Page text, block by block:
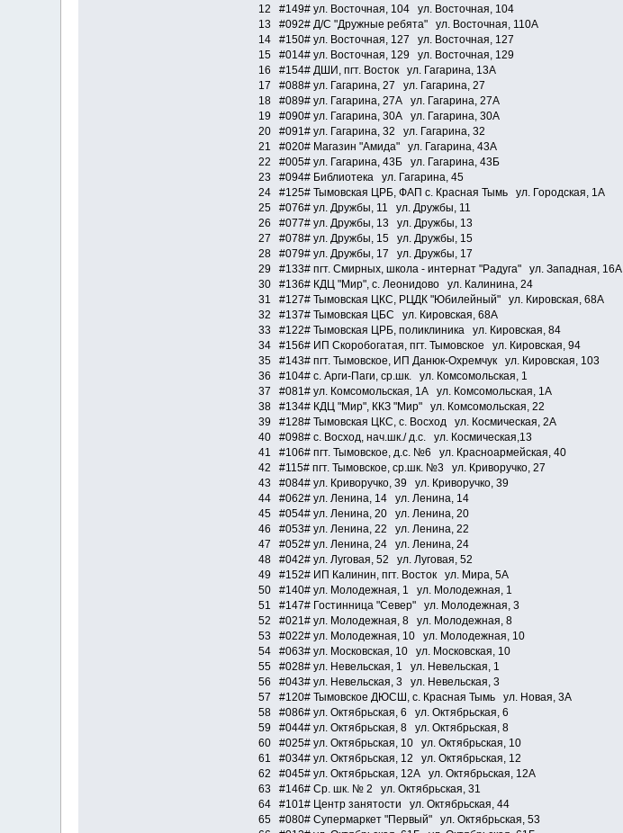
12 #149# ул. Восточная, 104 ул. Восточная, 104
13 #092# Д/С "Дружные ребята" ул. Восточная, 110А
14 #150# ул. Восточная, 127 ул. Восточная, 127
15 #014# ул. Восточная, 129 ул. Восточная, 129
16 #154# ДШИ, пгт. Восток ул. Гагарина, 13А
17 #088# ул. Гагарина, 27 ул. Гагарина, 27
18 #089# ул. Гагарина, 27А ул. Гагарина, 27А
19 #090# ул. Гагарина, 30А ул. Гагарина, 30А
20 #091# ул. Гагарина, 32 ул. Гагарина, 32
21 #020# Магазин "Амида" ул. Гагарина, 43А
22 #005# ул. Гагарина, 43Б ул. Гагарина, 43Б
23 #094# Библиотека ул. Гагарина, 45
24 #125# Тымовская ЦРБ, ФАП с. Красная Тымь ул. Городская, 1А
25 #076# ул. Дружбы, 11 ул. Дружбы, 11
26 #077# ул. Дружбы, 13 ул. Дружбы, 13
27 #078# ул. Дружбы, 15 ул. Дружбы, 15
28 #079# ул. Дружбы, 17 ул. Дружбы, 17
29 #133# пгт. Смирных, школа - интернат "Радуга" ул. Западная, 16А
30 #136# КДЦ "Мир", с. Леонидово ул. Калинина, 24
31 #127# Тымовская ЦКС, РЦДК "Юбилейный" ул. Кировская, 68А
32 #137# Тымовская ЦБС ул. Кировская, 68А
33 #122# Тымовская ЦРБ, поликлиника ул. Кировская, 84
34 #156# ИП Скоробогатая, пгт. Тымовское ул. Кировская, 94
35 #143# пгт. Тымовское, ИП Данюк-Охремчук ул. Кировская, 103
36 #104# с. Арги-Паги, ср.шк. ул. Комсомольская, 1
37 #081# ул. Комсомольская, 1А ул. Комсомольская, 1А
38 #134# КДЦ "Мир", ККЗ "Мир" ул. Комсомольская, 22
39 #128# Тымовская ЦКС, с. Восход ул. Космическая, 2А
40 #098# с. Восход, нач.шк./ д.с. ул. Космическая,13
41 #106# пгт. Тымовское, д.с. №6 ул. Красноармейская, 40
42 #115# пгт. Тымовское, ср.шк. №3 ул. Криворучко, 27
43 #084# ул. Криворучко, 39 ул. Криворучко, 39
44 #062# ул. Ленина, 14 ул. Ленина, 14
45 #054# ул. Ленина, 20 ул. Ленина, 20
46 #053# ул. Ленина, 22 ул. Ленина, 22
47 #052# ул. Ленина, 24 ул. Ленина, 24
48 #042# ул. Луговая, 52 ул. Луговая, 52
49 #152# ИП Калинин, пгт. Восток ул. Мира, 5А
50 #140# ул. Молодежная, 1 ул. Молодежная, 1
51 #147# Гостинница "Север" ул. Молодежная, 3
52 #021# ул. Молодежная, 8 ул. Молодежная, 8
53 #022# ул. Молодежная, 10 ул. Молодежная, 10
54 #063# ул. Московская, 10 ул. Московская, 10
55 #028# ул. Невельская, 1 ул. Невельская, 1
56 #043# ул. Невельская, 3 ул. Невельская, 3
57 #120# Тымовское ДЮСШ, с. Красная Тымь ул. Новая, 3А
58 #086# ул. Октябрьская, 6 ул. Октябрьская, 6
59 #044# ул. Октябрьская, 8 ул. Октябрьская, 8
60 #025# ул. Октябрьская, 10 ул. Октябрьская, 10
61 #034# ул. Октябрьская, 12 ул. Октябрьская, 12
62 #045# ул. Октябрьская, 12А ул. Октябрьская, 12А
63 #146# Ср. шк. № 2 ул. Октябрьская, 31
64 #101# Центр занятости ул. Октябрьская, 44
65 #080# Супермаркет "Первый" ул. Октябрьская, 53